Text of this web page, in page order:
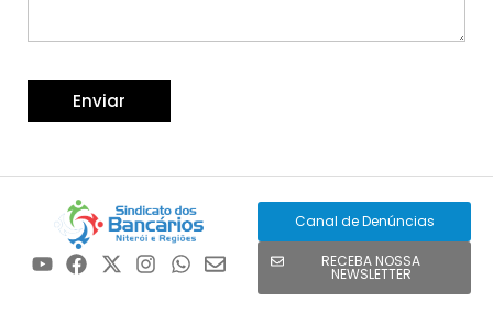
Canal de Denúncias
RECEBA NOSSA
NEWSLETTER